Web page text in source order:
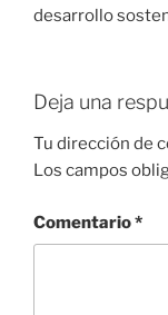
desarrollo
Deja una
Tu dirección de
Los campos
Comentario*